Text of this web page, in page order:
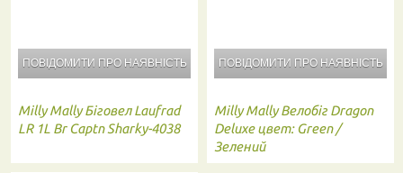
ПОВІДОМИТИ ПРО НАЯВНІСТЬ
Milly Mally Біговел Laufrad
LR 1L Br Captn Sharky-4038
ПОВІДОМИТИ ПРО НАЯВНІСТЬ
Milly Mally Велобіг Dragon
Deluxe цвет: Green /
Зелений